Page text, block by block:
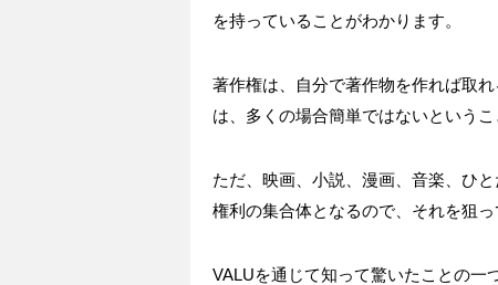
を持っていることがわかります。
著作権は、自分で著作物を作れば取
は、多くの場合簡単ではないというこ
ただ、映画、小説、漫画、音楽、ひ
権利の集合体となるので、それを狙っ
VALUを通じて知って驚いたことの一